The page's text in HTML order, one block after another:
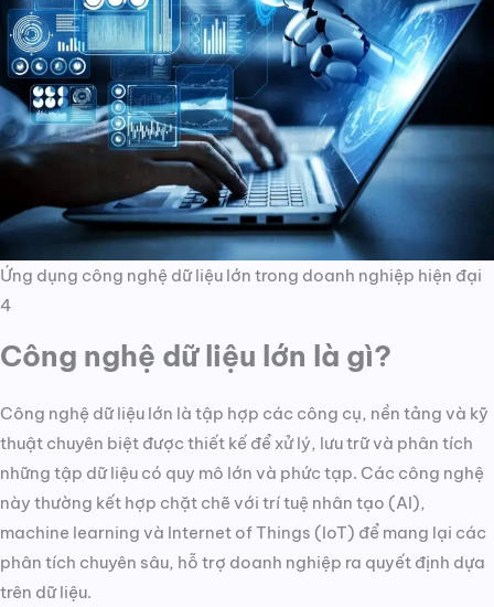
Ứng dụng công nghệ dữ liệu lớn trong doanh nghiệp hiện đại
4
Công nghệ dữ liệu lớn là gì?
Công nghệ dữ liệu lớn là tập hợp các công cụ, nền tảng và kỹ
thuật chuyên biệt được thiết kế để xử lý, lưu trữ và phân tích
những tập dữ liệu có quy mô lớn và phức tạp. Các công nghệ
này thường kết hợp chặt chẽ với trí tuệ nhân tạo (AI),
machine learning và Internet of Things (IoT) để mang lại các
phân tích chuyên sâu, hỗ trợ doanh nghiệp ra quyết định dựa
trên dữ liệu.